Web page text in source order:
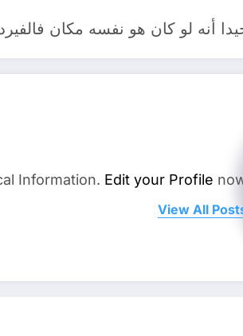
أنه لو كان هو نفسه مكان
Information. Edit your Profile
View All